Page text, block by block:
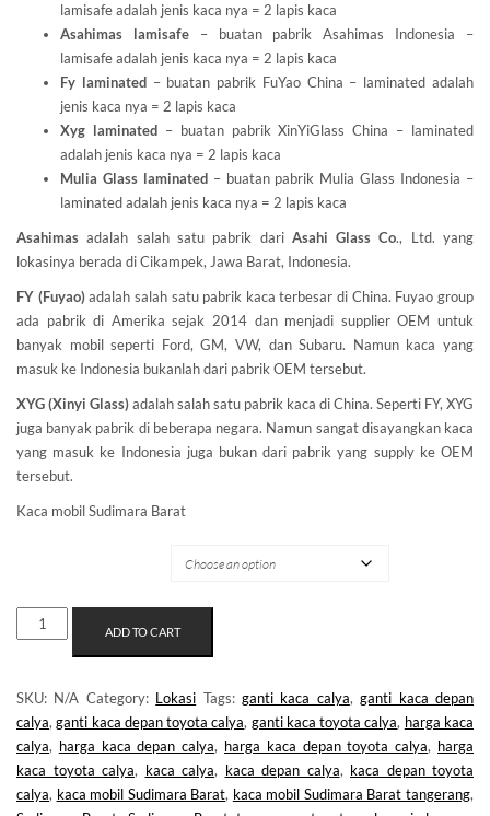
lamisafe adalah jenis kaca nya = 2 lapis kaca
Asahimas lamisafe– buatan pabrik Asahimas Indonesia –
lamisafe adalah jenis kaca nya = 2 lapis kaca
Fy laminated– buatan pabrik FuYao China – laminated adalah
jenis kaca nya = 2 lapis kaca
Xyg laminated– buatan pabrik XinYiGlass China – laminated
adalah jenis kaca nya = 2 lapis kaca
Mulia Glass laminated– buatan pabrik Mulia Glass Indonesia –
laminated adalah jenis kaca nya = 2 lapis kaca
Asahimasadalah salah satu pabrik dari Asahi Glass Co., Ltd. yang
lokasinya berada di Cikampek, Jawa Barat, Indonesia.
FY (Fuyao)adalah salah satu pabrik kaca terbesar di China. Fuyao group
ada pabrik di Amerika sejak 2014 dan menjadi supplier OEM untuk
banyak mobil seperti Ford, GM, VW, dan Subaru. Namun kaca yang
masuk ke Indonesia bukanlah dari pabrik OEM tersebut.
XYG (Xinyi Glass)adalah salah satu pabrik kaca di China. Seperti FY, XYG
juga banyak pabrik di beberapa negara. Namun sangat disayangkan kaca
yang masuk ke Indonesia juga bukan dari pabrik yang supply ke OEM
tersebut.
Kaca mobil Sudimara Barat
KACA
MOBIL
BARAT
QUANTITY
ADD TO CART
SKU: N/A Category: Lokasi Tags:ganti kaca calya,ganti kaca depan
calya,ganti kaca depan toyota calya, ganti kaca toyota calya, harga kaca
calya, harga kaca depan calya, harga kaca depan toyota calya, harga
kaca toyota calya, kaca calya, kaca depan calya, kaca depan toyota
calya, kaca mobil Sudimara Barat, kaca mobil Sudimara Barat tangerang,